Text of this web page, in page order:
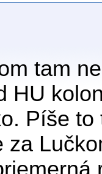
tam
HU
Píše
za